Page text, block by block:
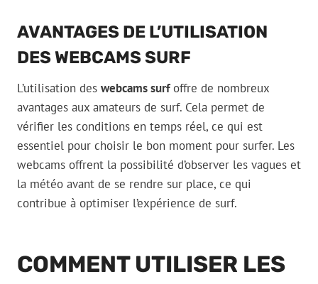
AVANTAGES DE L’UTILISATION
DES WEBCAMS SURF
L’utilisation des webcams surfoffre de nombreux
avantages aux amateurs de surf. Cela permet de
vérifier les conditions en temps réel, ce qui est
essentiel pour choisir le bon moment pour surfer. Les
webcams offrent la possibilité d’observer les vagues et
la météo avant de se rendre sur place, ce qui
contribue à optimiser l’expérience de surf.
COMMENT UTILISER LES